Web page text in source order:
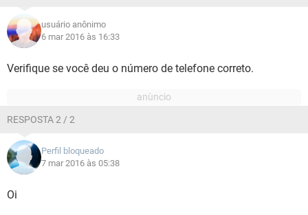
usuário anônimo
6 mar 2016 às 16:33
Verifique se você deu o número de telefone correto.
RESPOSTA 2 / 2
Perfil bloqueado
7 mar 2016 às 05:38
Oi